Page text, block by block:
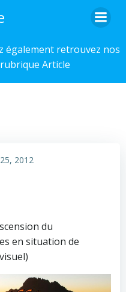
également retrouvez nos
Article
2012
du
en situation de